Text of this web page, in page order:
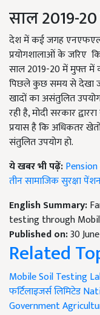
साल 2019-
देश में कई जगह एनएफएल
प्रयोगशालाओं के जरिए
साल 2019-20 में मुफ्त में
पिछले कुछ समय से देखा
खादों का असंतुलित
रही है, मोदी सरकार
प्रयास है कि अधिकतर
संतुलित उपयोग हो.
ये खबर भी पढ़ें:Pension
तीन सामाजिक सुरक्षा
English Summary:
testing through
Published on:30
Related
Mobile Soil Testing
फर्टिलाइजर्स लिमिटेड
Government